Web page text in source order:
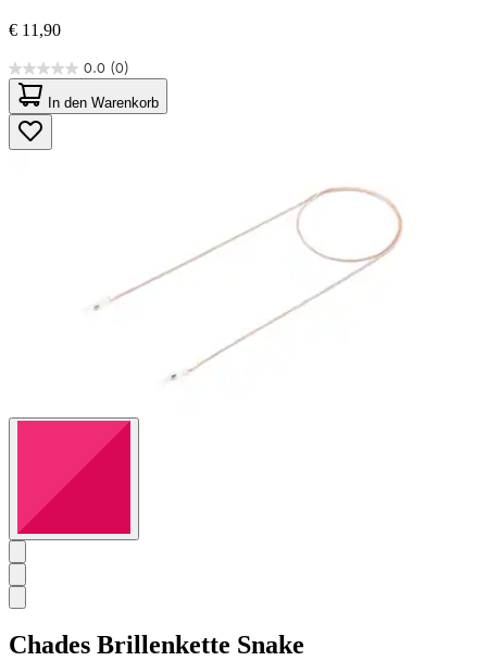
€ 11,90
0.0 (0)
0.0
von
5
Sternen.
In den Warenkorb
Chades Brillenkette Snake